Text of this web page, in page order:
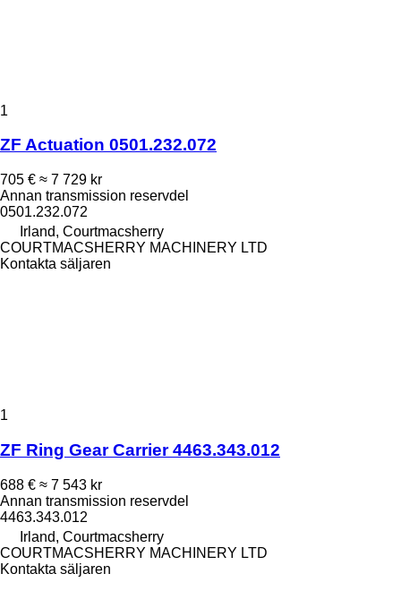
1
ZF Actuation 0501.232.072
705 € ≈ 7 729 kr
Annan transmission reservdel
0501.232.072
Irland, Courtmacsherry
COURTMACSHERRY MACHINERY LTD
Kontakta säljaren
1
ZF Ring Gear Carrier 4463.343.012
688 € ≈ 7 543 kr
Annan transmission reservdel
4463.343.012
Irland, Courtmacsherry
COURTMACSHERRY MACHINERY LTD
Kontakta säljaren